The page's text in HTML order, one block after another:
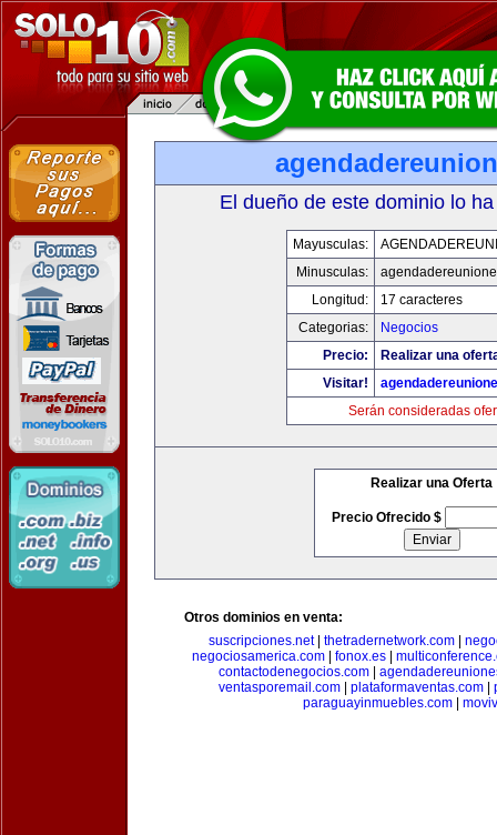
El dueño de este dominio lo
Mayusculas:
Minusculas:
Longitud:
17 caracteres
Categorias:
Negocios
Precio:
Realizar una
Visitar!
Serán consideradas
Realizar una Oferta
Precio Ofrecido $
Otros dominios en venta:
suscripciones.net| thetradernetwork.com|
negociosamerica.com| fonox.es|
contactodenegocios.com|
ventasporemail.com| plataformaventas.com|
paraguayinmuebles.com